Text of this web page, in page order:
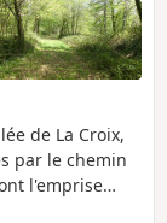
de La Croix,
par le chemin
l'emprise